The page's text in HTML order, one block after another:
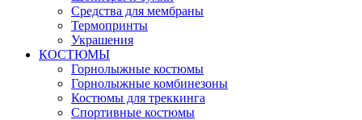
Средства для мембраны
Термопринты
Украшения
КОСТЮМЫ
Горнолыжные костюмы
Горнолыжные комбинезоны
Костюмы для треккинга
Спортивные костюмы